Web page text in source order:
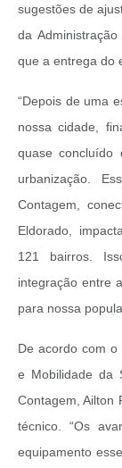
sugestões de
da
que a entrega do
“Depois de uma
nossa cidade,
quase concluído
urbanização.
Contagem,
Eldorado,
121 bairros.
integração entre
para nossa
De acordo com o
e Mobilidade da
Contagem, Ailton
técnico. “Os
equipamento